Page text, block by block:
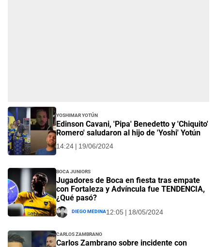
Yoshimar Yotún
Edinson Cavani, 'Pipa' Benedetto y 'Chiquito'
Romero' saludaron al hijo de 'Yoshi' Yotún
14:24 | 19/06/2024
Boca Juniors
Jugadores de Boca en fiesta tras empate
con Fortaleza y Advíncula fue TENDENCIA,
¿Qué pasó?
Diego Medina12:05 | 18/05/2024
Carlos Zambrano
Carlos Zambrano sobre incidente con